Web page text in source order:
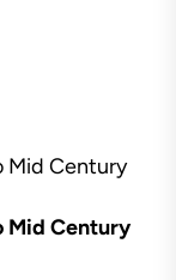
Mid Century